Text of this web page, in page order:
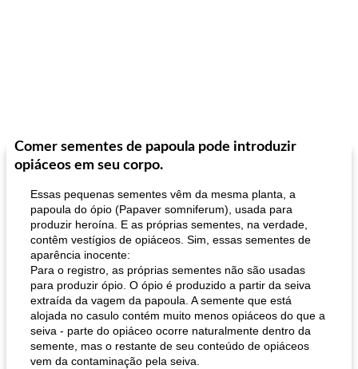
Comer sementes de papoula pode introduzir
opiáceos em seu corpo.
Essas pequenas sementes vêm da mesma planta, a
papoula do ópio (Papaver somniferum), usada para
produzir heroína. E as próprias sementes, na verdade,
contêm vestígios de opiáceos. Sim, essas sementes de
aparência inocente:
Para o registro, as próprias sementes não são usadas
para produzir ópio. O ópio é produzido a partir da seiva
extraída da vagem da papoula. A semente que está
alojada no casulo contém muito menos opiáceos do que a
seiva - parte do opiáceo ocorre naturalmente dentro da
semente, mas o restante de seu conteúdo de opiáceos
vem da contaminação pela seiva.